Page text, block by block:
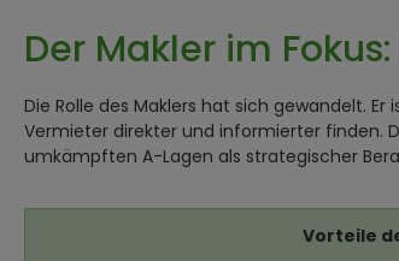
Der Makler im
Die Rolle des Maklers hat sich gewandelt.
Vermieter direkter und informierter finden.
umkämpften A-Lagen als strategischer
Vorteile